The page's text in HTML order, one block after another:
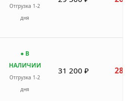
Отгрузка 1-2
дня
● В
НАЛИЧИИ
Отгрузка 1-2
дня
31 200 ₽ 28